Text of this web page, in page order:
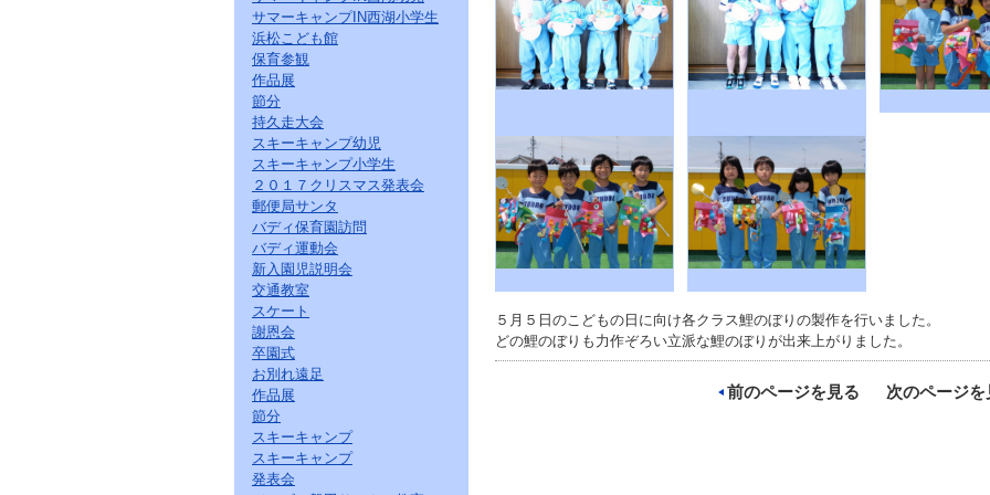
５月５日のこどもの日に向け各クラス鯉のぼりの製作を行いました。
どの鯉のぼりも力作ぞろい立派な鯉のぼりが出来上がりました。
前のページを見る 次のページを
サマーキャンプIN西湖小学生
浜松こども館
保育参観
作品展
節分
持久走大会
スキーキャンプ幼児
スキーキャンプ小学生
２０１７クリスマス発表会
郵便局サンタ
バディ保育園訪問
バディ運動会
新入園児説明会
交通教室
スケート
謝恩会
卒園式
お別れ遠足
作品展
節分
スキーキャンプ
スキーキャンプ
発表会